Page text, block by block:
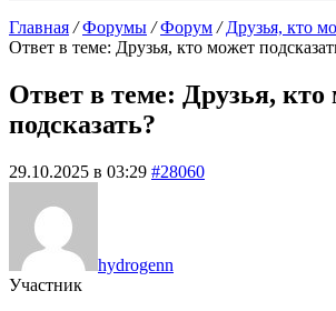
Главная / Форумы / Форум / Друзья, кто
Ответ в теме: Друзья, кто может
Ответ в теме: Друзья, кто
подсказать?
29.10.2025 в 03:29 #28060
hydrogenn
Участник